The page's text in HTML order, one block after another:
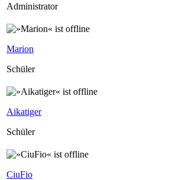
Administrator
Marion
Schüler
Aikatiger
Schüler
CiuFio